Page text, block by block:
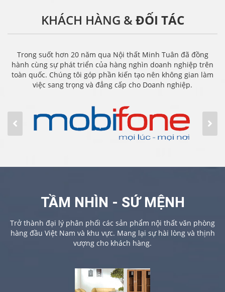
KHÁCH HÀNG &ĐỐI TÁC
Trong suốt hơn 20 năm qua Nội thất Minh Tuân đã đồng
hành cùng sự phát triển của hàng nghìn doanh nghiệp trên
toàn quốc. Chúng tôi góp phần kiến tạo nên không gian làm
việc sang trọng và đẳng cấp cho Doanh nghiệp.
TẦM NHÌN - SỨ MỆNH
Trở thành đại lý phân phối các sản phẩm nội thất văn phòng
hàng đầu Việt Nam và khu vực. Mang lại sự hài lòng và thịnh
vượng cho khách hàng.